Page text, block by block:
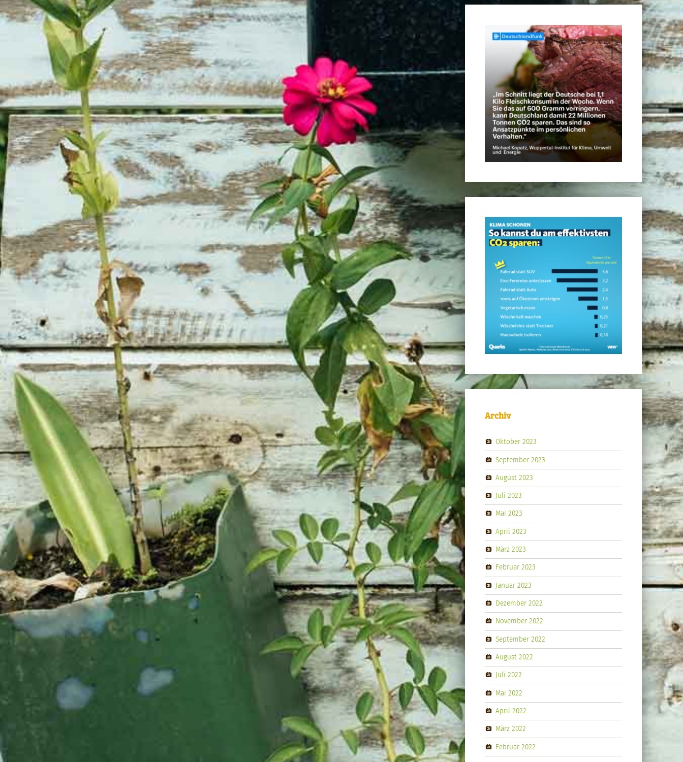
Archiv
Oktober 2023
September 2023
August 2023
Juli 2023
Mai 2023
April 2023
März 2023
Februar 2023
Januar 2023
Dezember 2022
November 2022
September 2022
August 2022
Juli 2022
Mai 2022
April 2022
März 2022
Februar 2022